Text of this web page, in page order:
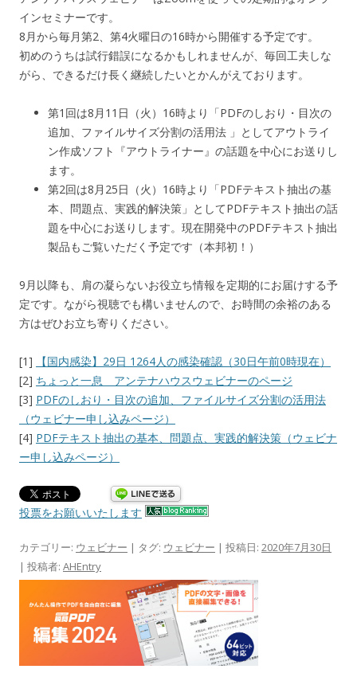
インセミナーです。
8月から毎月第2、第4火曜日の16時から開催する予定です。
初めのうちは試行錯誤になるかもしれませんが、毎回工夫しな
がら、できるだけ長く継続したいとかんがえております。
第1回は8月11日（火）16時より「PDFのしおり・目次の
追加、ファイルサイズ分割の活用法 」としてアウトライ
ン作成ソフト『アウトライナー』の話題を中心にお送りし
ます。
第2回は8月25日（火）16時より「PDFテキスト抽出の基
本、問題点、実践的解決策」としてPDFテキスト抽出の話
題を中心にお送りします。現在開発中のPDFテキスト抽出
製品もご覧いただく予定です（本邦初！）
9月以降も、肩の凝らないお役立ち情報を定期的にお届けする予
定です。ながら視聴でも構いませんので、お時間の余裕のある
方はぜひお立ち寄りください。
[1]
【国内感染】29日 1264人の感染確認（30日午前0時現在）
[2] ちょっと一息 アンテナハウスウェビナーのページ
[3] PDFのしおり・目次の追加、ファイルサイズ分割の活用法
（ウェビナー申し込みページ）
[4] PDFテキスト抽出の基本、問題点、実践的解決策（ウェビナ
ー申し込みページ）
投票をお願いいたします
カテゴリー: ウェビナー | タグ: ウェビナー | 投稿日: 2020年7月30日
| 投稿者: AHEntry